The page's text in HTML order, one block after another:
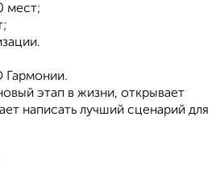
мест;
Гармонии.
этап в жизни, открывает
написать лучший сценарий для